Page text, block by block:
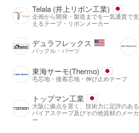
Telala (井上リボン工業)
企画から開発・製造までを一気通貫で支
えるテープ・リボンメーカー
デュラフレックス
バックル・パーツ
東海サーモ(Thermo)
毛芯地・接着芯地・伸び止めテープ
トップマン工業
大阪に拠点を置く、技術力に定評のある
バイアステープ及びその他資材のメーカ
ー